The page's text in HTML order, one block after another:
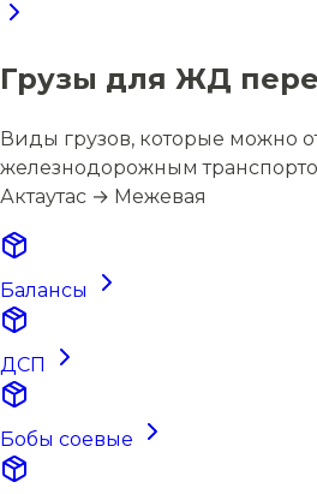
Грузы для ЖД
Виды грузов, которые можно
железнодорожным
Актаутас → Межевая
Балансы
ДСП
Бобы соевые